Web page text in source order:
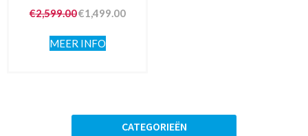
CATEGORIEËN
€2,599.00€1,499.00
MEER INFO